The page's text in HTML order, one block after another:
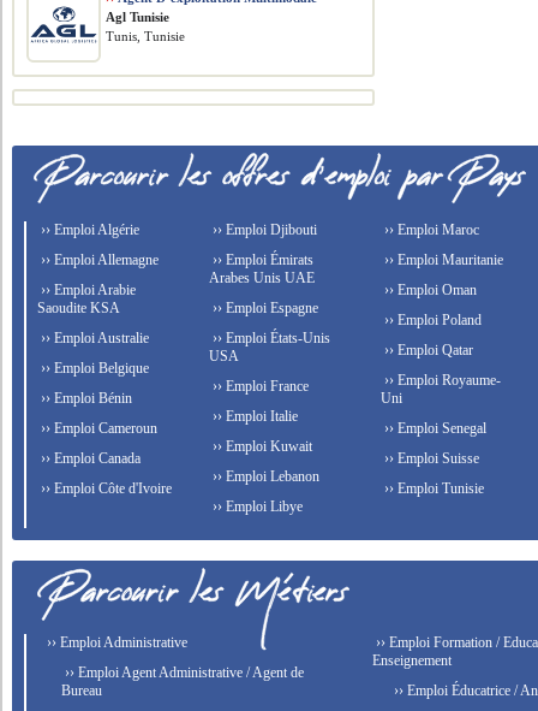
Agl Tunisie
Tunis, Tunisie
›› Emploi Algérie
›› Emploi Allemagne
›› Emploi Arabie
Saoudite KSA
›› Emploi Australie
›› Emploi Belgique
›› Emploi Bénin
›› Emploi Cameroun
›› Emploi Canada
›› Emploi Côte d'Ivoire
›› Emploi Djibouti
›› Emploi Émirats
Arabes Unis UAE
›› Emploi Espagne
›› Emploi États-Unis
USA
›› Emploi France
›› Emploi Italie
›› Emploi Kuwait
›› Emploi Lebanon
›› Emploi Libye
›› Emploi Maroc
›› Emploi Mauritanie
›› Emploi Oman
›› Emploi Poland
›› Emploi Qatar
›› Emploi Royaume-
Uni
›› Emploi Senegal
›› Emploi Suisse
›› Emploi Tunisie
›› Emploi Administrative
›› Emploi Agent Administrative / Agent de
Bureau
›› Emploi Formation /
Enseignement
›› Emploi Éducatrice /